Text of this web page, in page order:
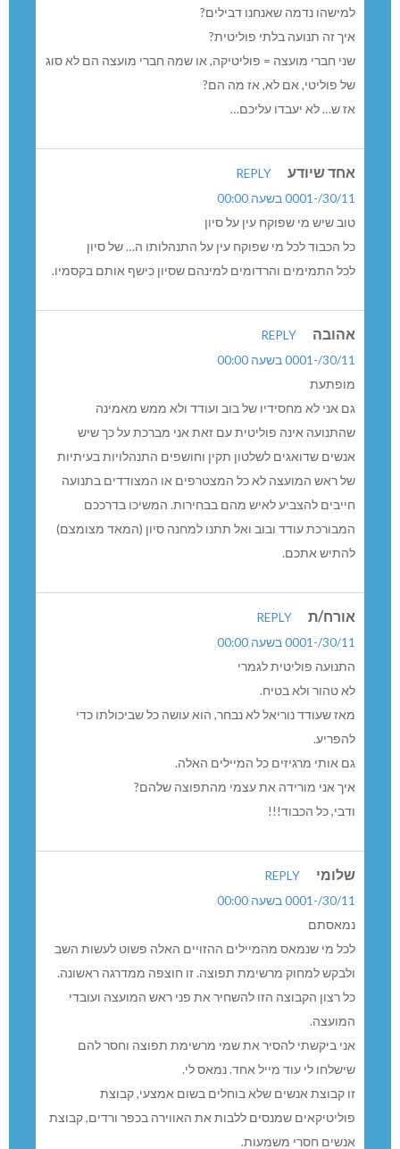
למישהו נדמה שאנחנו דבילים?
איך זה תנועה בלתי פוליטית?
שני חברי מועצה = פוליטיקה, או שמה חברי מועצה הם לא סוג
של פוליטי, אם לא, אז מה הם?
אז ש… לא יעבדו עליכם…
אחד שיודע
REPLY
30/11/-0001 בשעה 00:00
טוב שיש מי שפוקח עין על סיון
כל הכבוד לכל מי שפוקח עין על התנהלותו ה… של סיון
לכל התמימים והרדומים למינהם שסיון כישף אותם בקסמיו.
אהובה
REPLY
30/11/-0001 בשעה 00:00
מופתעת
גם אני לא מחסידיו של בוב ועודד ולא ממש מאמינה
שהתנועה אינה פוליטית עם זאת אני מברכת על כך שיש
אנשים שדואגים לשלטון תקין וחושפים התנהלויות בעיתיות
של ראש המועצה לא כל המצטרפים או המצודדים בתנועה
חייבים להצביע לאיש מהם בבחירות. המשיכו בדרככם
המבורכת עודד ובוב ואל תתנו למחנה סיון (המאד מצומצם)
להתיש אתכם.
אורח/ת
REPLY
30/11/-0001 בשעה 00:00
התנועה פוליטית לגמרי
לא טהור ולא בטיח.
מאז שעודד נוריאל לא נבחר, הוא עושה כל שביכולתו כדי
להפריע.
גם אותי מרגיזים כל המיילים האלה.
איך אני מורידה את עצמי מהתפוצה שלהם?
ודבי, כל הכבוד!!!
שלומי
REPLY
30/11/-0001 בשעה 00:00
נמאסתם
לכל מי שנמאס מהמיילים ההזויים האלה פשוט לעשות השב
ולבקש למחוק מרשימת תפוצה. זו חוצפה ממדרגה ראשונה.
כל רצון הקבוצה הזו להשחיר את פני ראש המועצה ועובדי
המועצה.
אני ביקשתי להסיר את שמי מרשימת תפוצה וחסר להם
שישלחו לי עוד מייל אחד. נמאס לי.
זו קבוצת אנשים שלא בוחלים בשום אמצעי, קבוצת
פוליטיקאים שמנסים ללבות את האווירה בכפר ורדים, קבוצת
אנשים חסרי משמעות.